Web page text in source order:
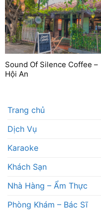
Sound Of Silence Coffee –
Hội An
Trang chủ
Dịch Vụ
Karaoke
Khách Sạn
Nhà Hàng – Ẩm Thực
Phòng Khám – Bác Sĩ